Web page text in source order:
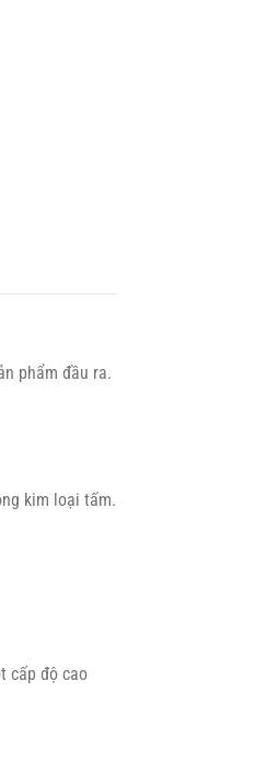
phẩm đầu ra.
kim loại tấm.
cấp độ cao